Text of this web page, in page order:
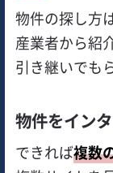
物件の探し方
産業者から紹
引き継いでも
物件をイン
できれば複数